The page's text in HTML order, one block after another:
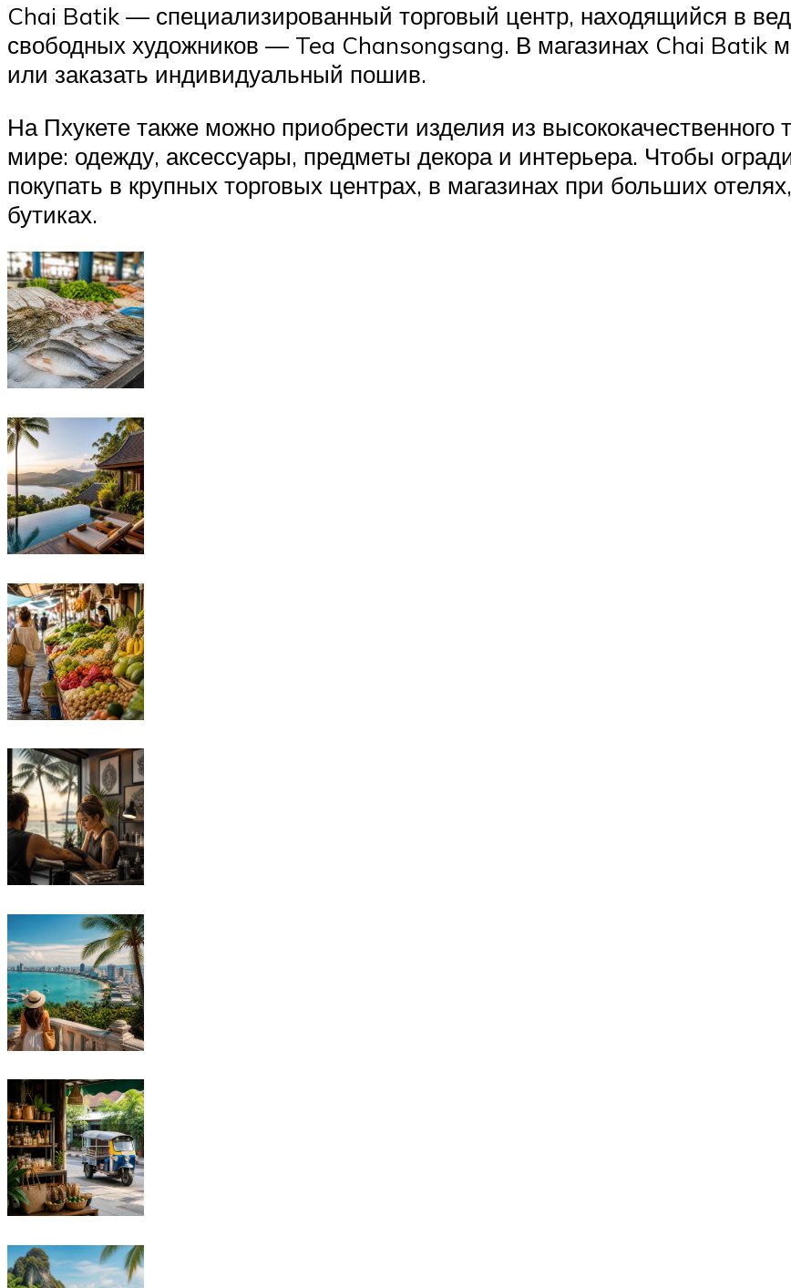
Chai Batik — специализированный торговый центр, находящийся в
свободных художников — Tea Chansongsang. В магазинах Chai Batik
или заказать индивидуальный пошив.
На Пхукете также можно приобрести изделия из высококачественного
мире: одежду, аксессуары, предметы декора и интерьера. Чтобы
покупать в крупных торговых центрах, в магазинах при больших
бутиках.